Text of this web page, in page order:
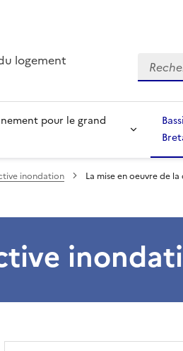
logement
pour le grand
inondation La mise en oeuvre de